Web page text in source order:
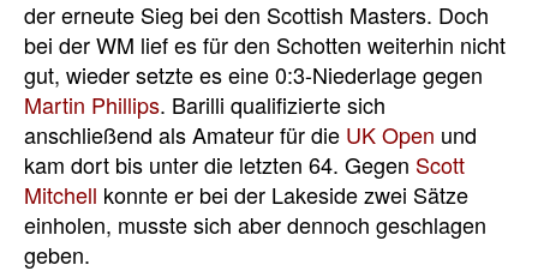
der erneute Sieg bei den Scottish Masters. Doch
bei der WM lief es für den Schotten weiterhin nicht
gut, wieder setzte es eine 0:3-Niederlage gegen
Martin Phillips. Barilli qualifizierte sich
anschließend als Amateur für die UK Open und
kam dort bis unter die letzten 64. Gegen Scott
Mitchell konnte er bei der Lakeside zwei Sätze
einholen, musste sich aber dennoch geschlagen
geben.